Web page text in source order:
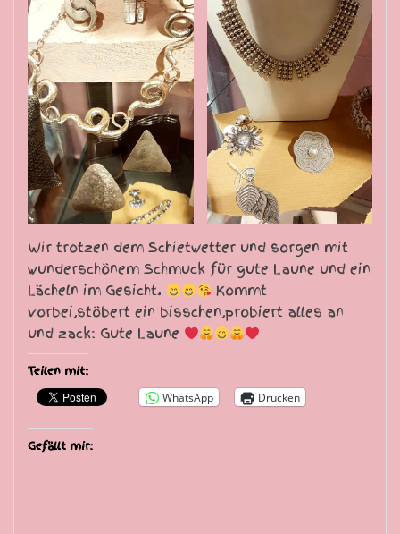
Wir trotzen dem Schietwetter und sorgen mit
wunderschönem Schmuck für gute Laune und ein
Lächeln im Gesicht.
Kommt
vorbei,stöbert ein bisschen,probiert alles an
und zack: Gute Laune
Teilen mit:
WhatsApp Drucken
Gefällt mir: